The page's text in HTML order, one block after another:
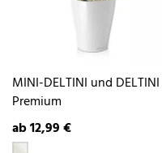
MINI-DELTINI und DELTINI
Premium
ab 12,99 €